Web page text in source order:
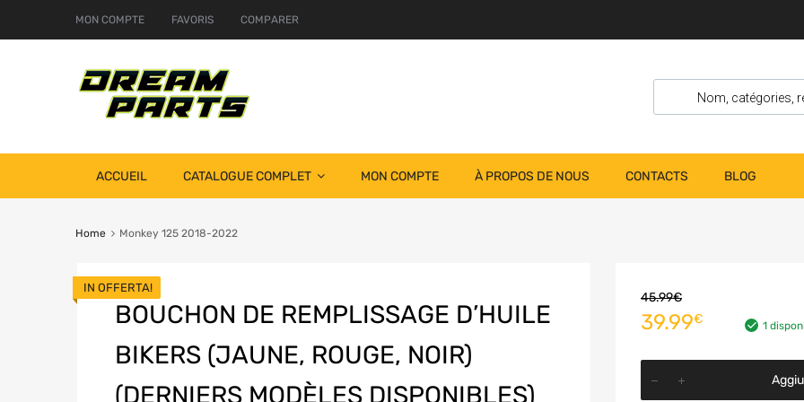
MON COMPTE FAVORIS COMPARER
ACCUEIL CATALOGUE COMPLET MON COMPTE À PROPOS DE NOUS CONTACTS BLOG
Home Monkey 125 2018-2022
BOUCHON DE REMPLISSAGE D’HUILE
BIKERS (JAUNE, ROUGE, NOIR)
(DERNIERS MODÈLES DISPONIBLES)
IN OFFERTA!
45.99€
39.99€ 1